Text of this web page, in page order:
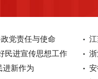
党责任与使命
民进宣传思想工作
进新作为